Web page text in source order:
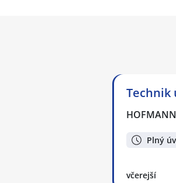
Technik
Plný
včerejší